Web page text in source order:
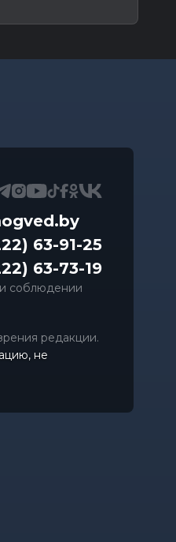
63-91-25
63-73-19
соблюдении
редакции.
не